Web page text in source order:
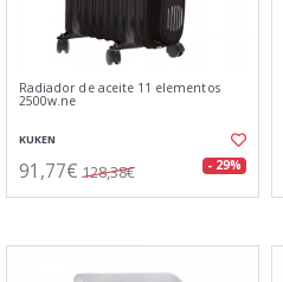
Radiador de aceite 11 elementos
2500w.ne
KUKEN
91,77€ 128,38€ - 29%